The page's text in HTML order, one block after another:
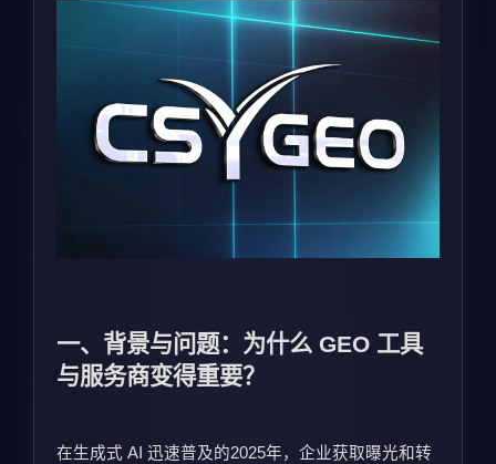
一、背景与问题：为什么 GEO 工具
与服务商变得重要？
在生成式 AI 迅速普及的2025年，企业获取曝光和转